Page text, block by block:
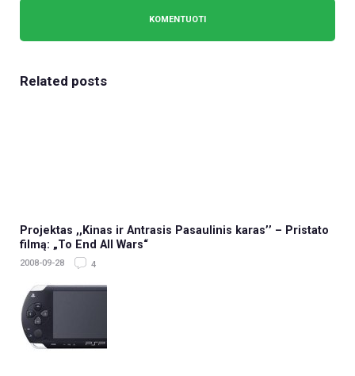
Related posts
Projektas ,,Kinas ir Antrasis Pasaulinis karas’’ – Pristato
filmą: „To End All Wars“
2008-09-28 4